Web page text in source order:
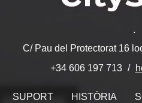
.
C/ Pau del Protectorat 16
+34 606 197 713
SUPORT HISTÒRIA